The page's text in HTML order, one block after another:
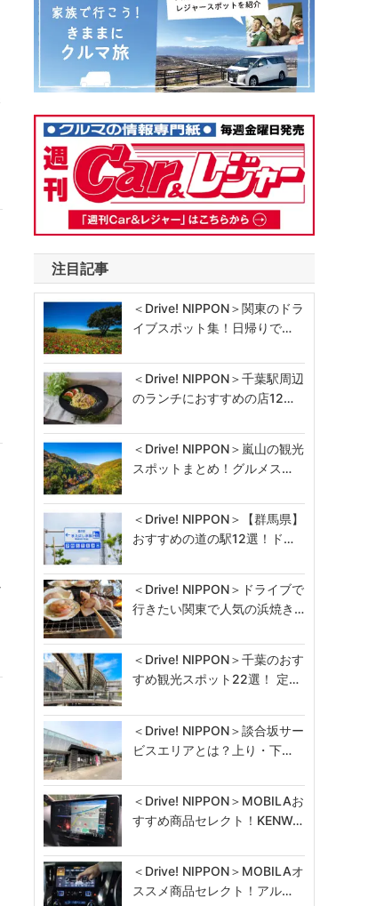
注目記事
＜Drive! NIPPON＞関東のドラ
イブスポット集！日帰りで…
＜Drive! NIPPON＞千葉駅周辺
のランチにおすすめの店12…
＜Drive! NIPPON＞嵐山の観光
スポットまとめ！グルメス…
＜Drive! NIPPON＞【群馬県】
おすすめの道の駅12選！ド…
＜Drive! NIPPON＞ドライブで
行きたい関東で人気の浜焼き…
＜Drive! NIPPON＞千葉のおす
すめ観光スポット22選！ 定…
＜Drive! NIPPON＞談合坂サー
ビスエリアとは？上り・下…
＜Drive! NIPPON＞MOBILAお
すすめ商品セレクト！KENW…
＜Drive! NIPPON＞MOBILAオ
ススメ商品セレクト！アル…